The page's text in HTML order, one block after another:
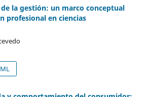
la gestión: un marco conceptual
profesional en ciencias